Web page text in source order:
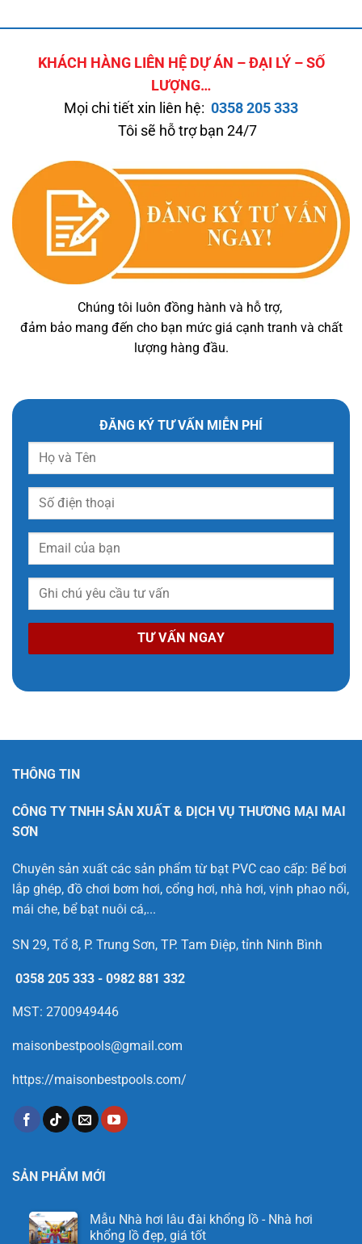
KHÁCH HÀNG LIÊN HỆ DỰ ÁN – ĐẠI LÝ – SỐ
LƯỢNG…
Mọi chi tiết xin liên hệ: 0358 205 333
Tôi sẽ hỗ trợ bạn 24/7
Chúng tôi luôn đồng hành và hỗ trợ,
đảm bảo mang đến cho bạn mức giá cạnh tranh và chất
lượng hàng đầu.
ĐĂNG KÝ TƯ VẤN MIỄN PHÍ
THÔNG TIN
CÔNG TY TNHH SẢN XUẤT & DỊCH VỤ THƯƠNG MẠI MAI
SƠN
Chuyên sản xuất các sản phẩm từ bạt PVC cao cấp: Bể bơi
lắp ghép, đồ chơi bơm hơi, cổng hơi, nhà hơi, vịnh phao nổi,
mái che, bể bạt nuôi cá,...
SN 29, Tổ 8, P. Trung Sơn, TP. Tam Điệp, tỉnh Ninh Bình
0358 205 333 - 0982 881 332
MST: 2700949446
maisonbestpools@gmail.com
https://maisonbestpools.com/
SẢN PHẨM MỚI
Mẫu Nhà hơi lâu đài khổng lồ - Nhà hơi
khổng lồ đẹp, giá tốt